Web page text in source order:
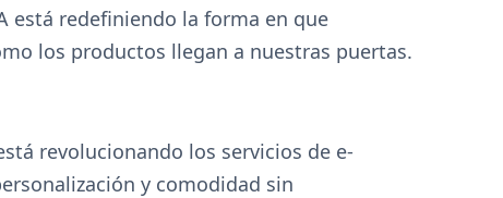
está redefiniendo la forma en que
los productos llegan a nuestras puertas.
revolucionando los servicios de e-
y comodidad sin